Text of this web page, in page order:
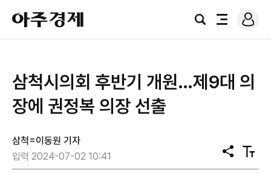
아
주
경
검
전
로
그
삼척시의회 후반기 개원…제9대 의
장에 권정복 의장 선출
삼척=이동원 기자
입력 2024-07-02 10:41
공
유
텍
스